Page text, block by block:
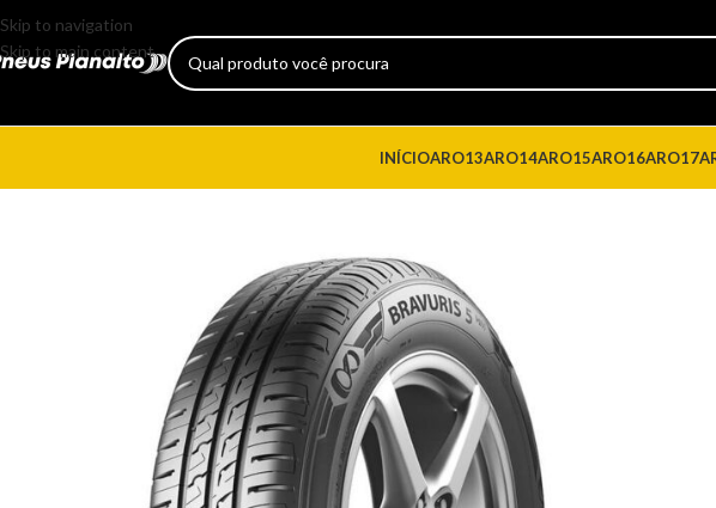
Skip to navigation
Skip to main content
INÍCIOARO13ARO14ARO15ARO16ARO17